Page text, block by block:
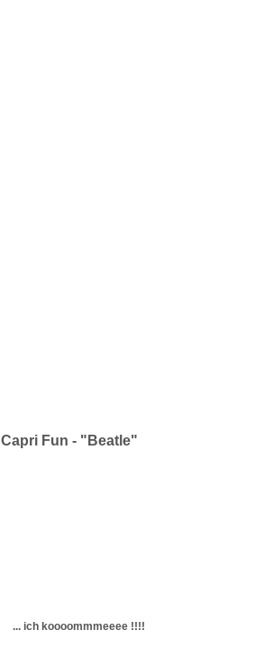
Capri Fun - "Beatle"
... ich koooommmeeee !!!!